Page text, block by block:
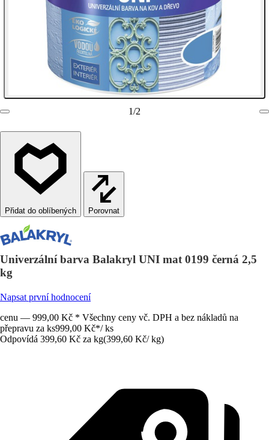
1/2
Porovnat
Univerzální barva Balakryl UNI mat 0199 černá 2,5
kg
Napsat první hodnocení
cenu — 999,00 Kč * Všechny ceny vč. DPH a bez nákladů na
přepravu za ks999,00 Kč*/ ks
Odpovídá 399,60 Kč za kg(399,60 Kč/ kg)